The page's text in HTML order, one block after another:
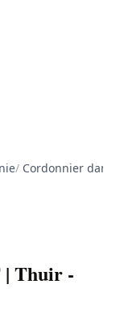
/ Cordonnier
| Thuir -